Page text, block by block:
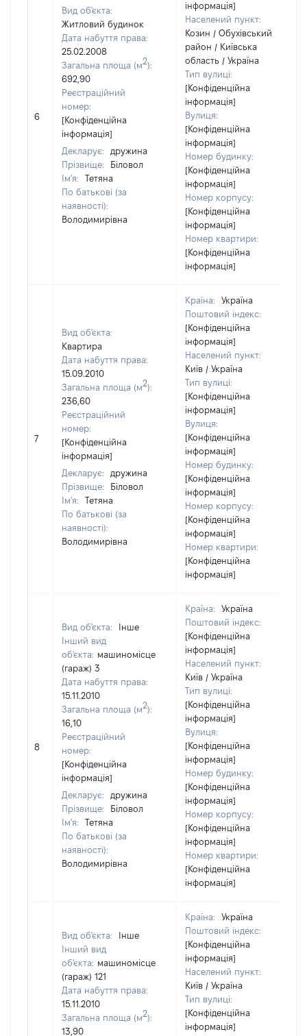
6
Вид об'єкта:
Житловий будинок
Дата набуття права:
25.02.2008
Загальна площа (м2):
692,90
Реєстраційний
номер:
[Конфіденційна
інформація]
Декларує:
дружина
Прізвище:
Біловол
Ім'я:
Тетяна
По батькові (за
наявності):
Володимирівна
інформація]
Населений пункт:
Козин / Обухівський
район / Київська
область / Україна
Тип вулиці:
[Конфіденційна
інформація]
Вулиця:
[Конфіденційна
інформація]
Номер будинку:
[Конфіденційна
інформація]
Номер корпусу:
[Конфіденційна
інформація]
Номер квартири:
[Конфіденційна
інформація]
7
Вид об'єкта:
Квартира
Дата набуття права:
15.09.2010
Загальна площа (м2):
236,60
Реєстраційний
номер:
[Конфіденційна
інформація]
Декларує:
дружина
Прізвище:
Біловол
Ім'я:
Тетяна
По батькові (за
наявності):
Володимирівна
Країна:
Україна
Поштовий індекс:
[Конфіденційна
інформація]
Населений пункт:
Київ / Україна
Тип вулиці:
[Конфіденційна
інформація]
Вулиця:
[Конфіденційна
інформація]
Номер будинку:
[Конфіденційна
інформація]
Номер корпусу:
[Конфіденційна
інформація]
Номер квартири:
[Конфіденційна
інформація]
8
Вид об'єкта:
Інше
Інший вид
об'єкта: машиномісце
(гараж) 3
Дата набуття права:
15.11.2010
Загальна площа (м2):
16,10
Реєстраційний
номер:
[Конфіденційна
інформація]
Декларує:
дружина
Прізвище:
Біловол
Ім'я:
Тетяна
По батькові (за
наявності):
Володимирівна
Країна:
Україна
Поштовий індекс:
[Конфіденційна
інформація]
Населений пункт:
Київ / Україна
Тип вулиці:
[Конфіденційна
інформація]
Вулиця:
[Конфіденційна
інформація]
Номер будинку:
[Конфіденційна
інформація]
Номер корпусу:
[Конфіденційна
інформація]
Номер квартири:
[Конфіденційна
інформація]
Вид об'єкта:
Інше
Інший вид
об'єкта: машиномісце
(гараж) 121
Дата набуття права:
15.11.2010
Загальна площа (м2):
13,90
Країна:
Україна
Поштовий індекс:
[Конфіденційна
інформація]
Населений пункт:
Київ / Україна
Тип вулиці:
[Конфіденційна
інформація]